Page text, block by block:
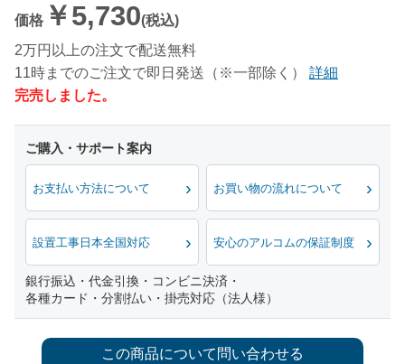
価格 ￥5,730(税込)
2万円以上の注文で配送無料
11時までのご注文で即日発送（※一部除く）
詳細
完売しました。
お支払い方法について お買い物の流れについて
設置工事日本全国対応 安心のアルコムの保証制度
銀行振込・代金引換・コンビニ決済・
各種カード・分割払い・掛売対応（法人様）